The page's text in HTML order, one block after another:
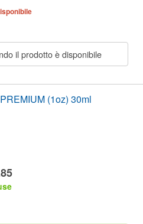
il prodotto è disponibile
(1oz) 30ml